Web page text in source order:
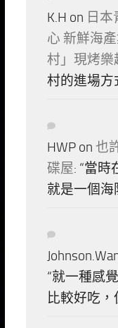
K.H on 日
心 新鮮海
村」現烤樂
村的進場方
HWP on 也
碟屋: “當時
就是一個
“就一種感
比較好吃